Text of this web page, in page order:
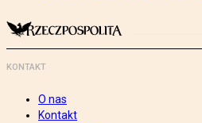
KONTAKT
O nas
Kontakt